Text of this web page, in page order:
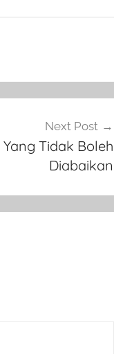
Next Post
Tidak Boleh
Diabaikan